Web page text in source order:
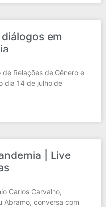
diálogos em
Relações de Gênero e
dia 14 de julho de
| Live
Carlos Carvalho,
Abramo, conversa com